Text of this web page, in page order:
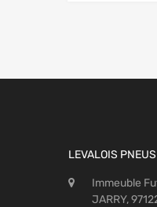
LEVALOIS
Immeuble
JARRY,